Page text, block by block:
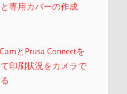
と専用カバーの作成
とPrusa Connectを
印刷状況をカメラで